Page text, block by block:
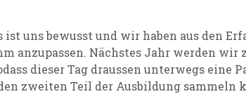
uns bewusst und wir haben aus den
anzupassen. Nächstes Jahr werden wir
dieser Tag draussen unterwegs eine
zweiten Teil der Ausbildung sammeln